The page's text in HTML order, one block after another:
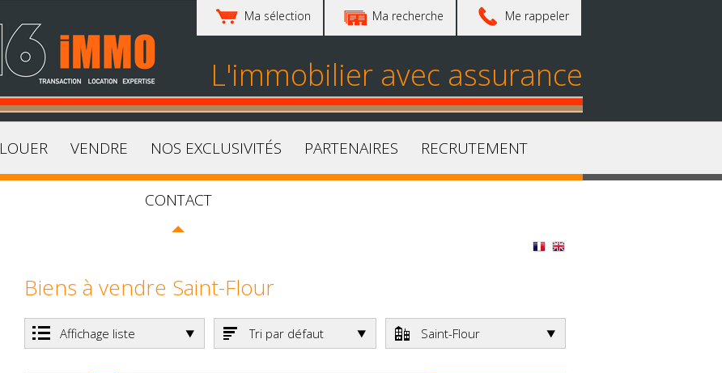
L'immobilier avec assurance
Me rappeler
Ma recherche
Ma sélection
LOUER VENDRE NOS EXCLUSIVITÉS PARTENAIRES RECRUTEMENT
CONTACT
Biens à vendre Saint-Flour
Affichage liste Tri par défaut Saint-Flour